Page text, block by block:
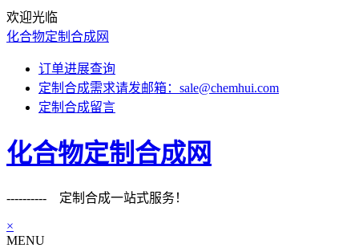
欢迎光临
化合物定制合成网
订单进展查询
定制合成需求请发邮箱：sale@chemhui.com
定制合成留言
化合物定制合成网
---------- 定制合成一站式服务！
×
MENU